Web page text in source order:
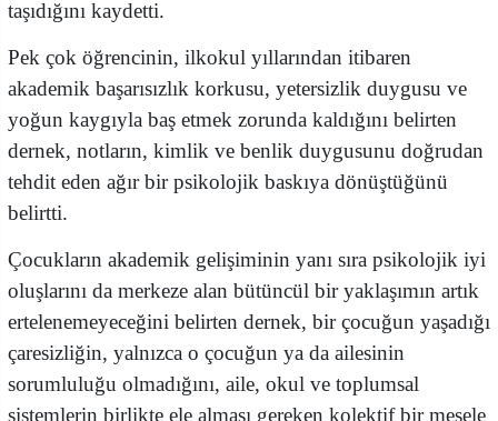
taşıdığını kaydetti.
Pek çok öğrencinin, ilkokul yıllarından itibaren
akademik başarısızlık korkusu, yetersizlik duygusu ve
yoğun kaygıyla baş etmek zorunda kaldığını belirten
dernek, notların, kimlik ve benlik duygusunu doğrudan
tehdit eden ağır bir psikolojik baskıya dönüştüğünü
belirtti.
Çocukların akademik gelişiminin yanı sıra psikolojik iyi
oluşlarını da merkeze alan bütüncül bir yaklaşımın artık
ertelenemeyeceğini belirten dernek, bir çocuğun yaşadığı
çaresizliğin, yalnızca o çocuğun ya da ailesinin
sorumluluğu olmadığını, aile, okul ve toplumsal
sistemlerin birlikte ele alması gereken kolektif bir mesele